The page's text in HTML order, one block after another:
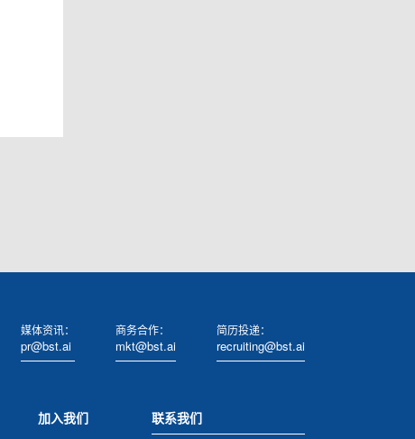
媒体资讯：
pr@bst.ai
商务合作：
mkt@bst.ai
简历投递：
recruiting@bst.ai
加入我们 联系我们